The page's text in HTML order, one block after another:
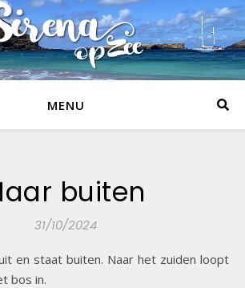
MENU
buiten
31/10/2024
bos in.